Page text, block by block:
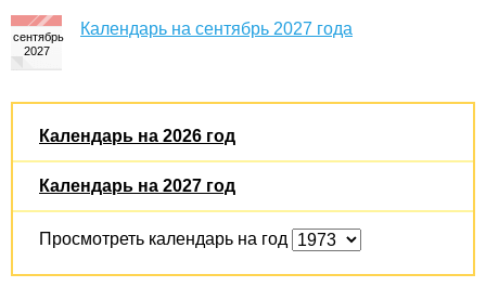
Календарь на сентябрь 2027 года
Календарь на 2026 год
Календарь на 2027 год
Просмотреть календарь на год